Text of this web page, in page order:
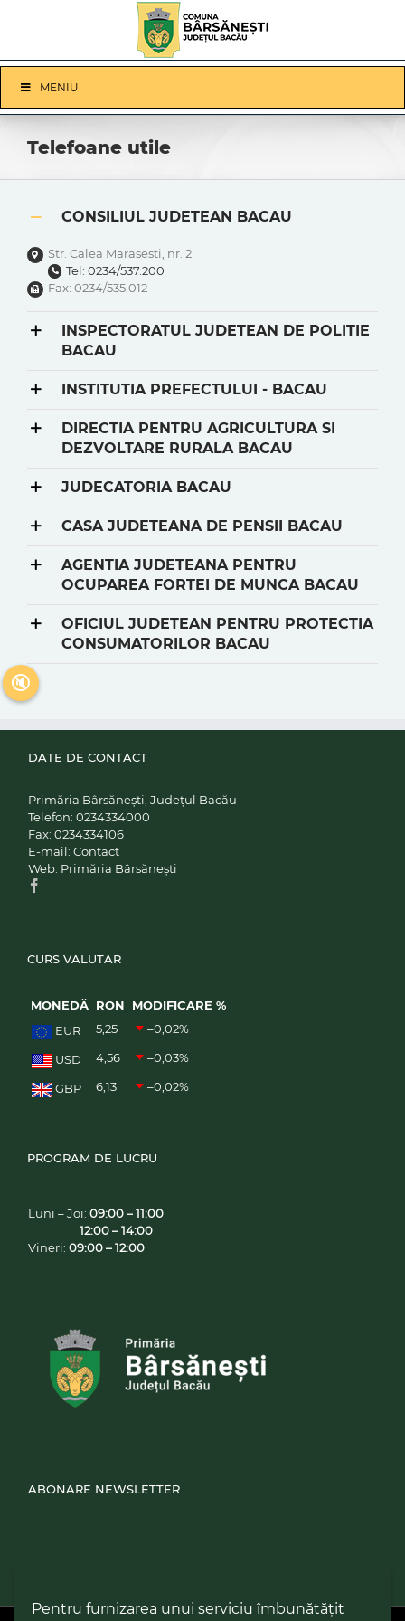
Pentru furnizarea unui serviciu îmbunătățit
Navigation
MENIU
Telefoane utile
CONSILIUL JUDETEAN BACAU
Str. Calea Marasesti, nr. 2
Tel: 0234/537.200
Fax: 0234/535.012
INSPECTORATUL JUDETEAN DE POLITIE
BACAU
INSTITUTIA PREFECTULUI - BACAU
DIRECTIA PENTRU AGRICULTURA SI
DEZVOLTARE RURALA BACAU
JUDECATORIA BACAU
CASA JUDETEANA DE PENSII BACAU
AGENTIA JUDETEANA PENTRU
OCUPAREA FORTEI DE MUNCA BACAU
OFICIUL JUDETEAN PENTRU PROTECTIA
CONSUMATORILOR BACAU
DATE DE CONTACT
Primăria Bârsănești, Județul Bacău
Telefon: 0234334000
Fax: 0234334106
E-mail: Contact
Web: Primăria Bârsănești
CURS VALUTAR
MONEDĂ RON
MODIFICARE %
EUR
5,25 –0,02%
USD 4,56 –0,03%
GBP 6,13 –0,02%
PROGRAM DE LUCRU
Luni – Joi: 09:00 – 11:00
12:00 – 14:00
Vineri: 09:00 – 12:00
ABONARE NEWSLETTER
🔇